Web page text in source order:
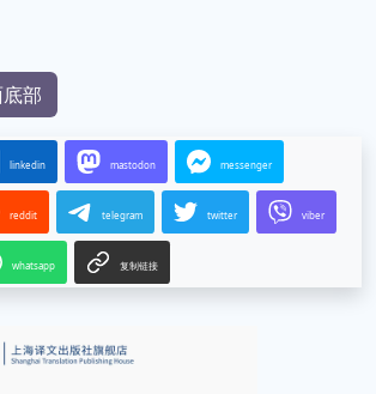
部
linkedin mastodon messenger
reddit telegram twitter viber
whatsapp 复制链接